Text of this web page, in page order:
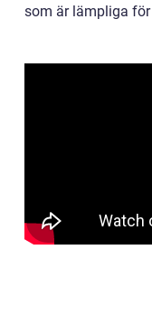
som är lämpliga